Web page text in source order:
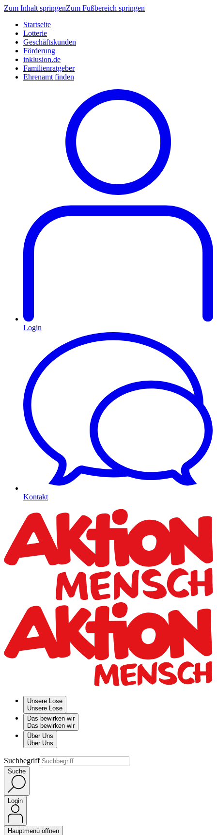
Zum Inhalt springenZum Fußbereich springen
Startseite
Lotterie
Geschäftskunden
Förderung
inklusion.de
Familienratgeber
Ehrenamt finden
Login
Kontakt
Unsere Lose
Unsere Lose
Das bewirken wir
Das bewirken wir
Über Uns
Über Uns
Suchbegriff
Suche
Login
Hauptmenü öffnen